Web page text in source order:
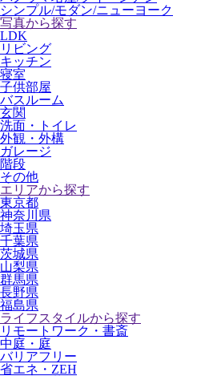
シンプル/モダン/ニューヨーク
写真から探す
LDK
リビング
キッチン
寝室
子供部屋
バスルーム
玄関
洗面・トイレ
外観・外構
ガレージ
階段
その他
エリアから探す
東京都
神奈川県
埼玉県
千葉県
茨城県
山梨県
群馬県
長野県
福島県
ライフスタイルから探す
リモートワーク・書斎
中庭・庭
バリアフリー
省エネ・ZEH